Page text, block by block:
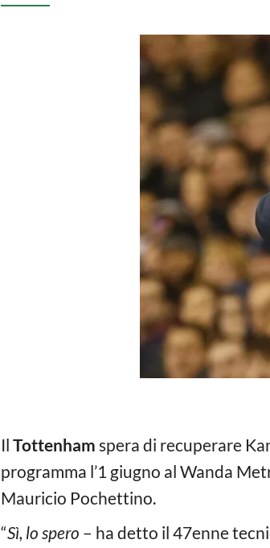
Il Tottenham spera di recuperare
programma l’1 giugno al Wanda
Mauricio Pochettino.
“Sì, lo spero – ha detto il 47enne